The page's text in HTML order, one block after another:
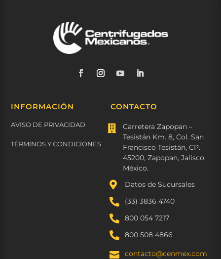
INFORMACIÓN
AVISO DE PRIVACIDAD
TÉRMINOS Y CONDICIONES
CONTACTO

Carretera Zapopan –
Tesistán Km. 8, Col. San
Francisco Tesistán, CP.
45200, Zapopan, Jalisco,
México.
 Datos de Sucursales
 (33) 3836 4740
 800 054 7217
 800 508 4866
 contacto@cenmex.com